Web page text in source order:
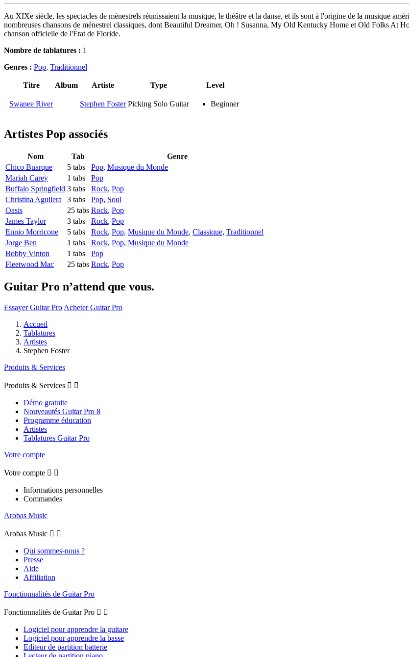
Au XIXe siècle, les spectacles de ménestrels réunissaient la musique, le théâtre et la danse, et ils sont à l'origine de la musique
nombreuses chansons de ménestrel classiques, dont Beautiful Dreamer, Oh ! Susanna, My Old Kentucky Home et Old Folks At
chanson officielle de l'État de Floride.
Nombre de tablatures : 1
Genres : Pop, Traditionnel
Titre Album Artiste Type Level
Swanee River Stephen Foster Picking Solo Guitar Beginner
Artistes Pop associés
Nom Tab
Genre
Chico Buarque
5 tabs Pop, Musique du Monde
Mariah Carey
1 tabs
Pop
Buffalo Springfield 3 tabs Rock, Pop
Christina Aguilera
3 tabs Pop, Soul
Oasis
25 tabs Rock, Pop
James Taylor
3 tabs Rock, Pop
Ennio Morricone
5 tabs Rock, Pop, Musique du Monde, Classique, Traditionnel
Jorge Ben
1 tabs Rock, Pop, Musique du Monde
Bobby Vinton
1 tabs
Pop
Fleetwood Mac
25 tabs Rock, Pop
Guitar Pro n’attend que vous.
Essayer Guitar Pro Acheter Guitar Pro
Accueil
Tablatures
Artistes
Stephen Foster
Produits & Services
Produits & Services  
Démo gratuite
Nouveautés Guitar Pro 8
Programme éducation
Artistes
Tablatures Guitar Pro
Votre compte
Votre compte  
Informations personnelles
Commandes
Arobas Music
Arobas Music  
Qui sommes-nous ?
Presse
Aide
Affiliation
Fonctionnalités de Guitar Pro
Fonctionnalités de Guitar Pro  
Logiciel pour apprendre la guitare
Logiciel pour apprendre la basse
Editeur de partition batterie